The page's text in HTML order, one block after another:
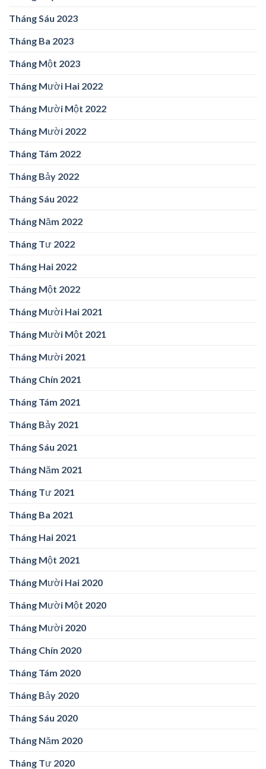
Tháng Sáu 2023
Tháng Ba 2023
Tháng Một 2023
Tháng Mười Hai 2022
Tháng Mười Một 2022
Tháng Mười 2022
Tháng Tám 2022
Tháng Bảy 2022
Tháng Sáu 2022
Tháng Năm 2022
Tháng Tư 2022
Tháng Hai 2022
Tháng Một 2022
Tháng Mười Hai 2021
Tháng Mười Một 2021
Tháng Mười 2021
Tháng Chín 2021
Tháng Tám 2021
Tháng Bảy 2021
Tháng Sáu 2021
Tháng Năm 2021
Tháng Tư 2021
Tháng Ba 2021
Tháng Hai 2021
Tháng Một 2021
Tháng Mười Hai 2020
Tháng Mười Một 2020
Tháng Mười 2020
Tháng Chín 2020
Tháng Tám 2020
Tháng Bảy 2020
Tháng Sáu 2020
Tháng Năm 2020
Tháng Tư 2020